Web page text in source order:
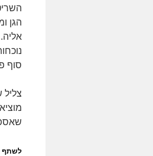
הגן
סוף
לשתף